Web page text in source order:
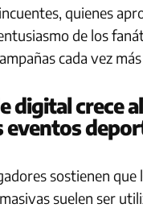
quienes
de los
cada vez
digital crece
eventos
sostienen que
suelen ser